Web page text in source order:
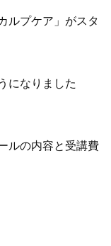
ルプケア」がスタ
になりました
ルの内容と受講費